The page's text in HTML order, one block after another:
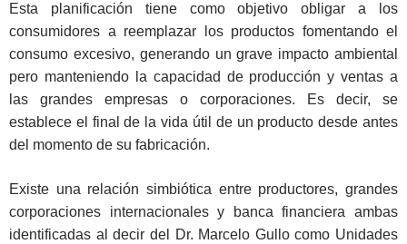
Esta planificación tiene como objetivo obligar a los
consumidores a reemplazar los productos fomentando el
consumo excesivo, generando un grave impacto ambiental
pero manteniendo la capacidad de producción y ventas a
las grandes empresas o corporaciones. Es decir, se
establece el final de la vida útil de un producto desde antes
del momento de su fabricación.
Existe una relación simbiótica entre productores, grandes
corporaciones internacionales y banca financiera ambas
identificadas al decir del Dr. Marcelo Gullo como Unidades